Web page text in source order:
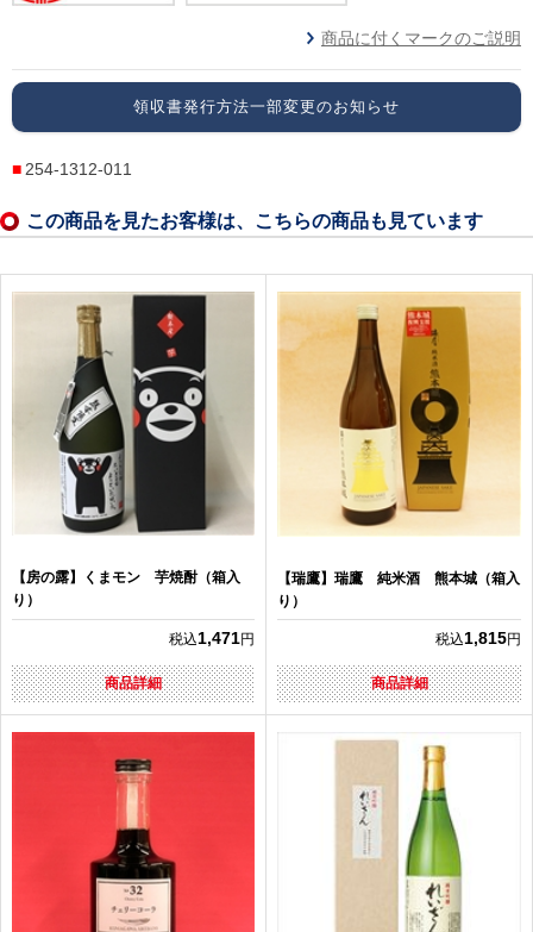
商品に付くマークのご説明
領収書発行方法一部変更のお知らせ
254-1312-011
この商品を見たお客様は、こちらの商品も見ています
【房の露】くまモン 芋焼酎（箱入
り）
税込1,471円
商品詳細
【瑞鷹】瑞鷹 純米酒 熊本城（箱入
り）
税込1,815円
商品詳細